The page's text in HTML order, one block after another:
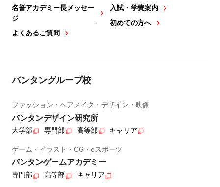
名誉アカデミー長メッセー
ジ
よくあるご質問
入試・学費案内
初めての方へ
バンタングループ校
ファッション・ヘアメイク・デザイン・映像
バンタンデザイン研究所
大学部 専門部 高等部 キャリア
ゲーム・イラスト・CG・eスポーツ
バンタンゲームアカデミー
専門部 高等部 キャリア